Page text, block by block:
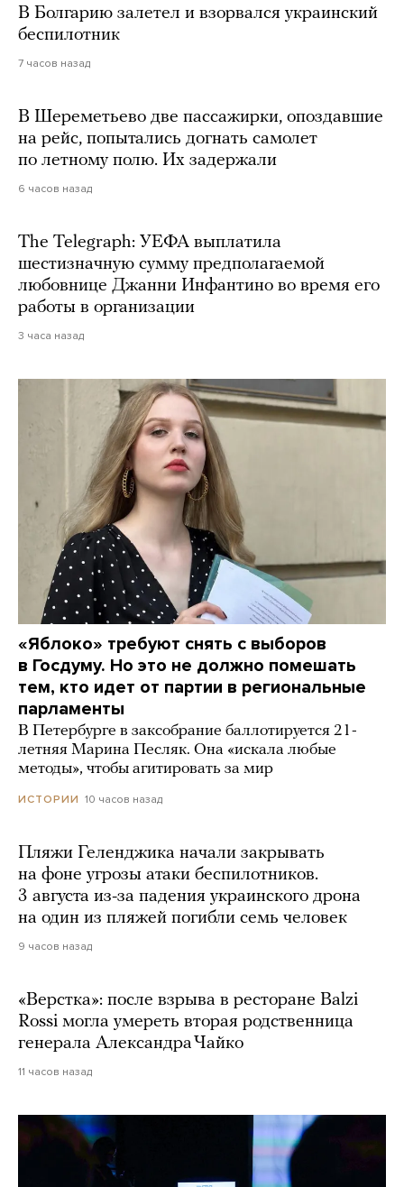
В Болгарию залетел и взорвался украинский
беспилотник
7 часов назад
В Шереметьево две пассажирки, опоздавшие
на рейс, попытались догнать самолет
по летному полю. Их задержали
6 часов назад
The Telegraph: УЕФА выплатила
шестизначную сумму предполагаемой
любовнице Джанни Инфантино во время его
работы в организации
3 часа назад
«Яблоко» требуют снять с выборов
в Госдуму. Но это не должно помешать
тем, кто идет от партии в региональные
парламенты
В Петербурге в заксобрание баллотируется 21-
летняя Марина Песляк. Она «искала любые
методы», чтобы агитировать за мир
ИСТОРИИ 10 часов назад
Пляжи Геленджика начали закрывать
на фоне угрозы атаки беспилотников.
3 августа из-за падения украинского дрона
на один из пляжей погибли семь человек
9 часов назад
«Верстка»: после взрыва в ресторане Balzi
Rossi могла умереть вторая родственница
генерала Александра Чайко
11 часов назад